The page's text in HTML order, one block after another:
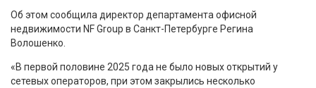
Об этом сообщила директор департамента офисной
недвижимости NF Group в Санкт-Петербурге Регина
Волошенко.
«В первой половине 2025 года не было новых открытий у
сетевых операторов, при этом закрылись несколько